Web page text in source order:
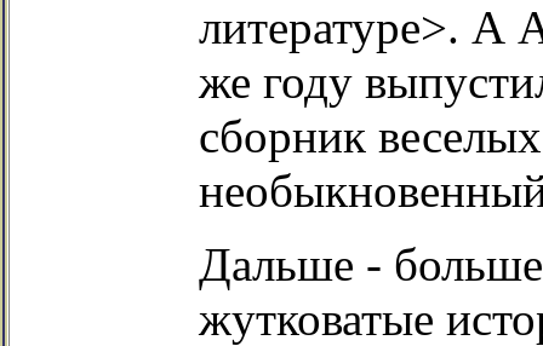
литературе>. А
же году
сборник
Дальше -
жутковатые